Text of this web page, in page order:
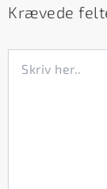
Krævede
her..